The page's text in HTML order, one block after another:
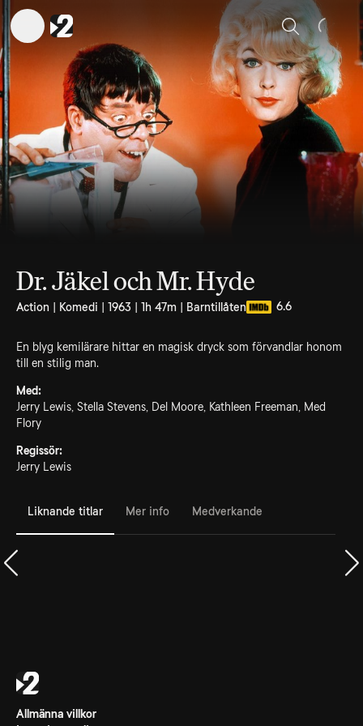
Sök
Dr. Jäkel och Mr. Hyde
Action | Komedi | 1963 | 1h 47m | Barntillåten 6.6
En blyg kemilärare hittar en magisk dryck som förvandlar honom
till en stilig man.
Med:
Jerry Lewis, Stella Stevens, Del Moore, Kathleen Freeman, Med
Flory
Regissör:
Jerry Lewis
Liknande titlar Mer info Medverkande
Allmänna villkor